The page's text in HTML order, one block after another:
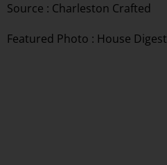
Source : Charleston Crafted
Featured Photo : House Digest